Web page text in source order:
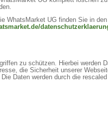
WhatsMarket UG finden Sie in
zu schützen. Hierbei werden
die Sicherheit unserer
Daten werden durch die rescaled